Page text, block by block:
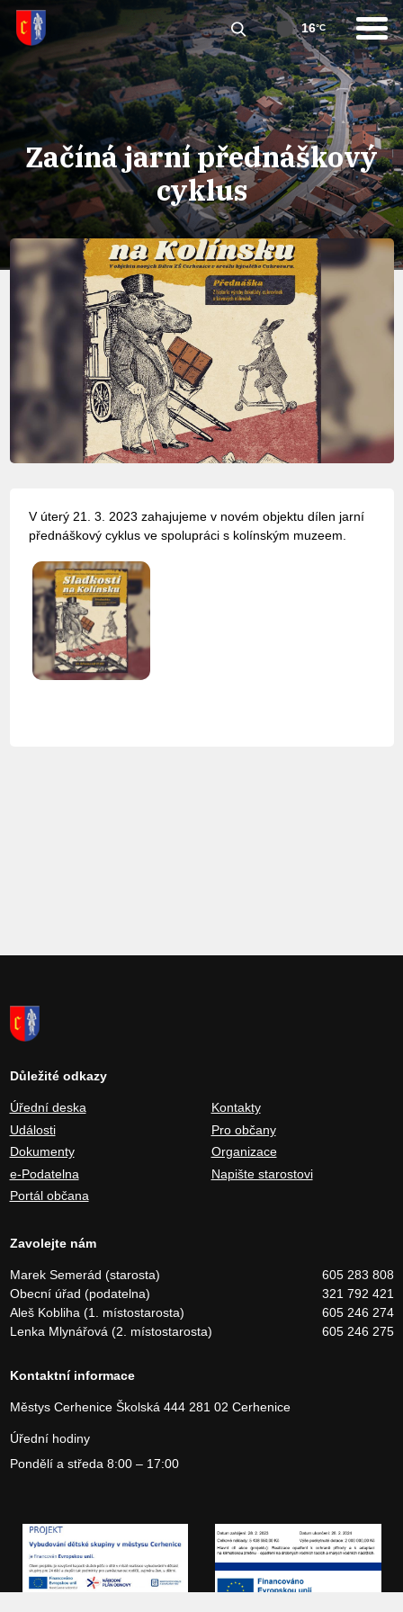
16°C
Začíná jarní přednáškový
cyklus
V úterý 21. 3. 2023 zahajujeme v novém objektu dílen jarní
přednáškový cyklus ve spolupráci s kolínským muzeem.
Důležité odkazy
Úřední deska
Události
Dokumenty
e-Podatelna
Portál občana
Kontakty
Pro občany
Organizace
Napište starostovi
Zavolejte nám
Marek Semerád (starosta)
605 283 808
Obecní úřad (podatelna)
321 792 421
Aleš Kobliha (1. místostarosta)
605 246 274
Lenka Mlynářová (2. místostarosta)
605 246 275
Kontaktní informace
Městys CerheniceŠkolská 444281 02 Cerhenice
Úřední hodiny
Pondělí a středa 8:00 – 17:00